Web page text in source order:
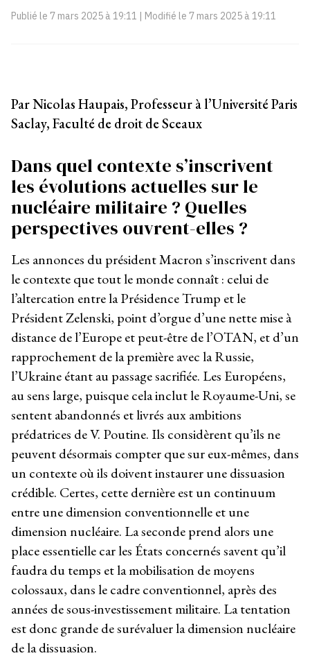
Publié le 7 mars 2025 à 19:11 | Modifié le 7 mars 2025 à 19:11
Par Nicolas Haupais,Professeur à l’Université Paris
Saclay, Faculté de droit de Sceaux
Dans quel contexte s’inscrivent
les évolutions actuelles sur le
nucléaire militaire ? Quelles
perspectives ouvrent-elles ?
Les annonces du président Macron s’inscrivent dans
le contexte que tout le monde connaît : celui de
l’altercation entre la Présidence Trump et le
Président Zelenski, point d’orgue d’une nette mise à
distance de l’Europe et peut-être de l’OTAN, et d’un
rapprochement de la première avec la Russie,
l’Ukraine étant au passage sacrifiée. Les Européens,
au sens large, puisque cela inclut le Royaume-Uni, se
sentent abandonnés et livrés aux ambitions
prédatrices de V. Poutine. Ils considèrent qu’ils ne
peuvent désormais compter que sur eux-mêmes, dans
un contexte où ils doivent instaurer une dissuasion
crédible. Certes, cette dernière est un continuum
entre une dimension conventionnelle et une
dimension nucléaire. La seconde prend alors une
place essentielle car les États concernés savent qu’il
faudra du temps et la mobilisation de moyens
colossaux, dans le cadre conventionnel, après des
années de sous-investissement militaire. La tentation
est donc grande de surévaluer la dimension nucléaire
de la dissuasion.